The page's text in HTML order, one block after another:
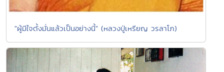
"ผู้มีใจตั้งมั่นแล้วเป็นอย่างนี้" (หลวงปู่เหรียญ วรลาโภ)